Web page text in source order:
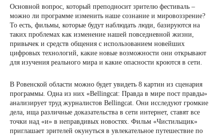
Основной вопрос, который преподносит зрителю фестиваль –
можно ли программе изменить наше сознание и мировоззрение?
То есть, фильмы, которые будут наблюдать люди, базируются на
таких проблемах как изменение нашей повседневной жизни,
привычек и средств общения с использованием новейших
цифровых технологий, какие новые возможности они открывают
для изучения реального мира и какие опасности кроются в сети.
В Ровенской области можно будет увидеть 8 картин из сценария
программы. Одна из них «Bellingcat: Правда в мире пост правды»
анализирует труд журналистов Bellingcat. Они исследуют громкие
дела, ища различные доказательства в сети интернет, ставят все
точки над «и» в неправдивых новостях. Фильм «Чистильщик»
приглашает зрителей окунуться в увлекательное путешествие по